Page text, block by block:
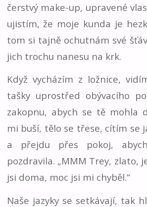
čerstvý make-up, upravené
ujistím, že moje kunda je
tom si tajně ochutnám své
jich trochu nanesu na krk.
Když vycházím z ložnice,
tašky uprostřed obývacího
zakopnu, abych se tě mohla
mi buší, tělo se třese, cítím se
a přejdu přes pokoj,
pozdravila. „MMM Trey, zlato,
jsi doma, moc jsi mi chyběl.“
Naše jazyky se setkávají, tak